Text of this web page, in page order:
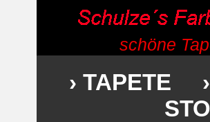
schöne
› TAPETE